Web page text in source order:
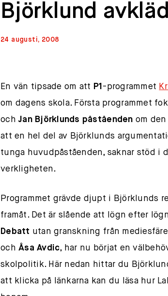
Björklund
24 augusti, 2008
En vän tipsade om att P1 -programmet
om dagens skola. Första programmet
ochJan Björklunds påståenden om
att en hel del av Björklunds
tunga huvudpåståenden, saknar stöd i
verkligheten.
Programmet grävde djupt i Björklunds
framåt. Det är slående att lögn efter
Debatt utan granskning från
ochÅsa Avdic, har nu börjat en
skolpolitik. Här nedan hittar du
att klicka på länkarna kan du läsa hur